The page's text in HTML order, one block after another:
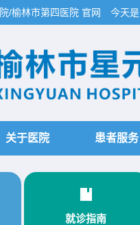
/榆林市第四医院 官网 今天是
关于医院 患者服务

就诊指南